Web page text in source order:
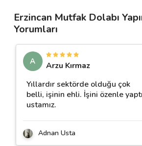
Erzincan Mutfak Dolabı
Yorumları
A
Arzu Kırmaz
Yıllardır sektörde olduğu çok
belli, işinin ehli. İşini özenle yaptı
ustamız.
Adnan Usta